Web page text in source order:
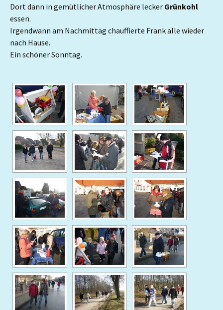
Dort dann in gemütlicher Atmosphäre lecker Grünkohl
essen.
Irgendwann am Nachmittag chauffierte Frank alle wieder
nach Hause.
Ein schöner Sonntag.